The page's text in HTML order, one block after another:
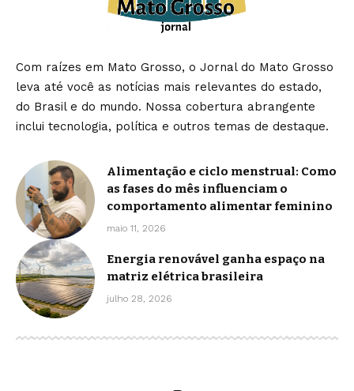
Com raízes em Mato Grosso, o Jornal do Mato Grosso
leva até você as notícias mais relevantes do estado,
do Brasil e do mundo. Nossa cobertura abrangente
inclui tecnologia, política e outros temas de destaque.
Alimentação e ciclo menstrual: Como
as fases do mês influenciam o
comportamento alimentar feminino
maio 11, 2026
Energia renovável ganha espaço na
matriz elétrica brasileira
julho 28, 2026